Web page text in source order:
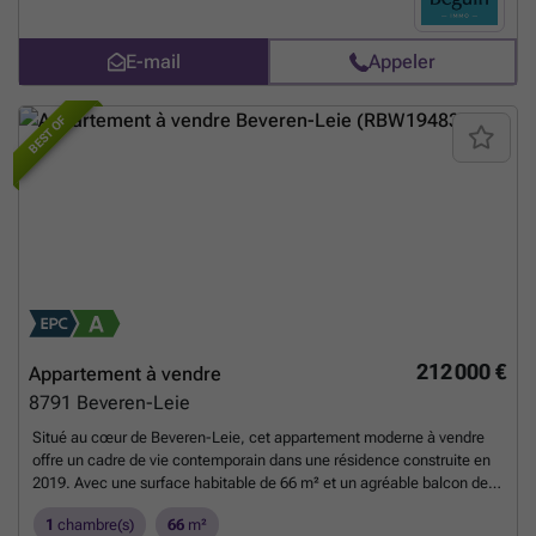
choix pour ceux qui recherchent un appartement récent offrant
espace, confort, finitions de qualité et la possibilité de bénéficier du
taux de TVA avantageux de 6 %. Intéressé(e) ? Contactez Luna via
En savoir plus ?
E-mail Appeler
BEST OF
212 000 €
Appartement à vendre
8791 Beveren-Leie
Situé au cœur de Beveren-Leie, cet appartement moderne à vendre
offre un cadre de vie contemporain dans une résidence construite en
2019. Avec une surface habitable de 66 m² et un agréable balcon de
est implanté au premier étage d’un immeuble équipé d’un ascenseur,
1 chambre(s) 66 m²